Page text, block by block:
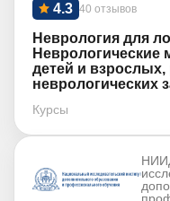
40 отзывов
4.3
Неврология для
Неврологические
детей и
неврологических
Курсы